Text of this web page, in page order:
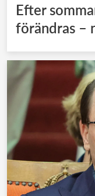
Efter
förändras –